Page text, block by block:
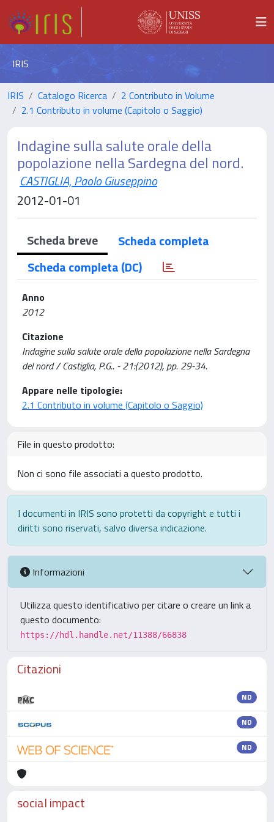
IRIS
IRIS Catalogo Ricerca
2 Contributo in Volume
2.1 Contributo in volume (Capitolo o Saggio)
Indagine sulla salute orale della
popolazione nella Sardegna del nord.
CASTIGLIA, Paolo Giuseppino
2012-01-01
Scheda breve
Scheda completa
Scheda completa (DC)
Anno
2012
Citazione
Indagine sulla salute orale della popolazione nella Sardegna
del nord / Castiglia, P.G.. - 21:(2012), pp. 29-34.
Appare nelle tipologie:
2.1 Contributo in volume (Capitolo o Saggio)
File in questo prodotto:
Non ci sono file associati a questo prodotto.
I documenti in IRIS sono protetti da copyright e tutti i
diritti sono riservati, salvo diversa indicazione.
Informazioni
Utilizza questo identificativo per citare o creare un link a
questo documento:
https://hdl.handle.net/11388/66838
Citazioni
ND
ND
ND
social impact